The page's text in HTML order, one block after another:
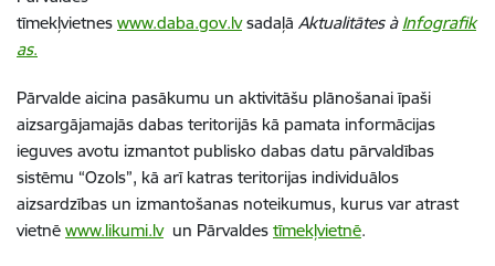
tīmekļvietnes www.daba.gov.lv sadaļā Aktualitātes à Infografik
as.
Pārvalde aicina pasākumu un aktivitāšu plānošanai īpaši
aizsargājamajās dabas teritorijās kā pamata informācijas
ieguves avotu izmantot publisko dabas datu pārvaldības
sistēmu “Ozols”, kā arī katras teritorijas individuālos
aizsardzības un izmantošanas noteikumus, kurus var atrast
vietnē www.likumi.lv un Pārvaldes tīmekļvietnē.